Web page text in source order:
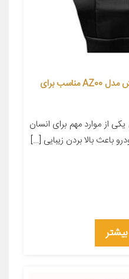
روکش صندلی خودرو آذین روکش مدل AZ00 مناسب برای
از موارد مهم برای انسان
باعث بالا بردن زیبایی […]